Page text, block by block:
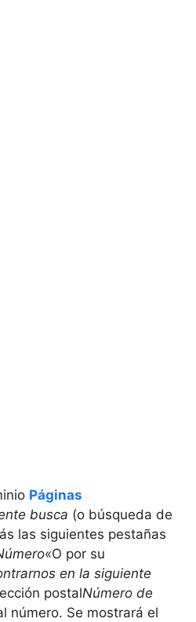
Páginas
busca (o búsqueda de
las siguientes pestañas
«O por su
en la siguiente
postalNúmero de
número. Se mostrará el